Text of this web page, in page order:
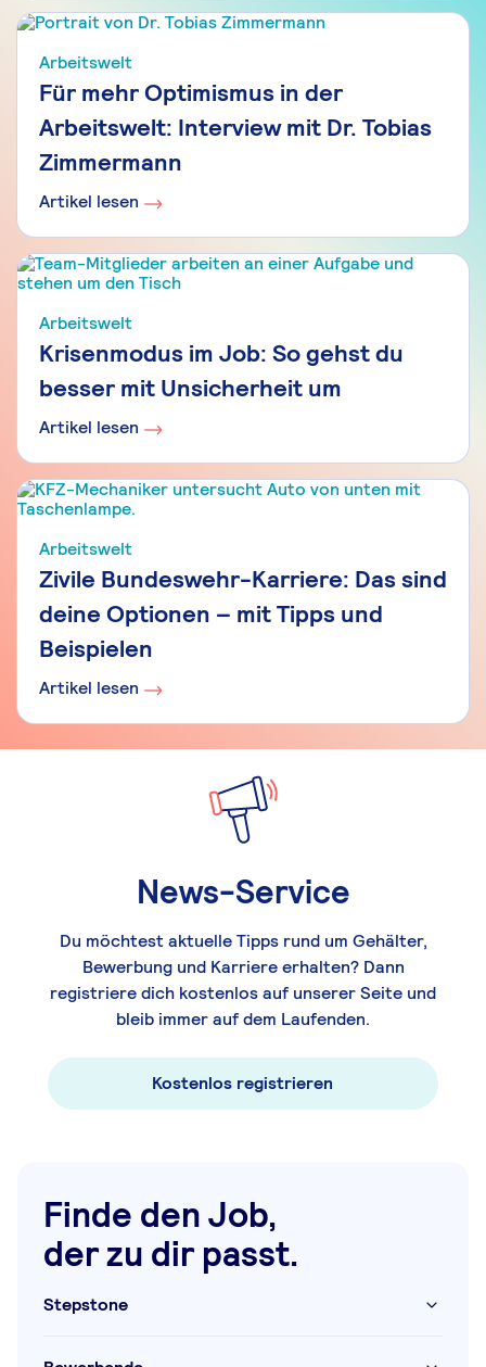
Arbeitswelt
Für mehr Optimismus in der
Arbeitswelt: Interview mit Dr. Tobias
Zimmermann
Artikel lesen
Arbeitswelt
Krisenmodus im Job: So gehst du
besser mit Unsicherheit um
Artikel lesen
Arbeitswelt
Zivile Bundeswehr-Karriere: Das sind
deine Optionen – mit Tipps und
Beispielen
Artikel lesen
News-Service
Du möchtest aktuelle Tipps rund um Gehälter,
Bewerbung und Karriere erhalten? Dann
registriere dich kostenlos auf unserer Seite und
bleib immer auf dem Laufenden.
Kostenlos registrieren
Finde den Job,
der zu dir passt.
Stepstone